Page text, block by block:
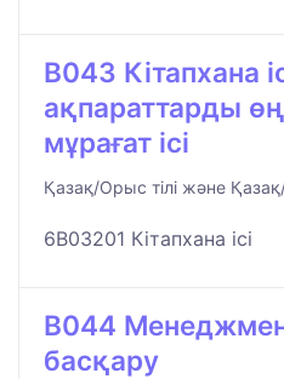
B043 Кітапхана
ақпараттарды
мұрағат ісі
Қазақ/Орыс тілі және
6B03201 Кітапхана ісі
B044
басқару